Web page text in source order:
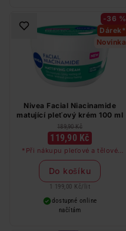
-36 %
Dárek*
Novinka
Nivea Facial Niacinamide
matující pleťový krém 100 ml
189,90 Kč
119,90 Kč
*Při nákupu pleťové a tělové
péče značky Nivea a Labello v
hodnotě nad 249 Kč dostanete
odličovač očí zdarma
Do košíku
1 199,00 Kč/ lit
dostupné online
načítám